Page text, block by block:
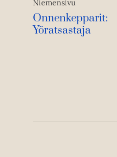
Niemensivu
Onnenkepparit:
Yöratsastaja